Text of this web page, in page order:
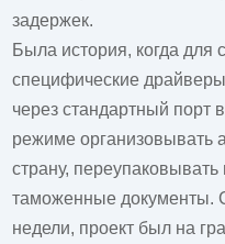
задержек.
Была история, когда для
специфические
через стандартный порт
режиме организовывать
страну,
таможенные документы.
недели, проект был на